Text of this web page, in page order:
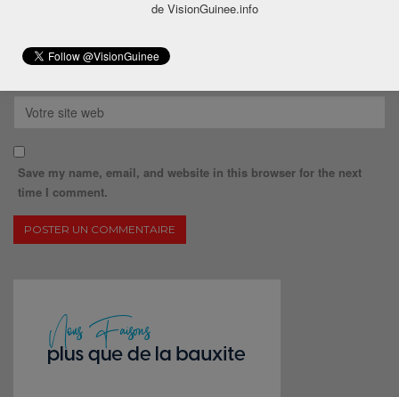
Save my name, email, and website in this browser for the next
time I comment.
de VisionGuinee.info